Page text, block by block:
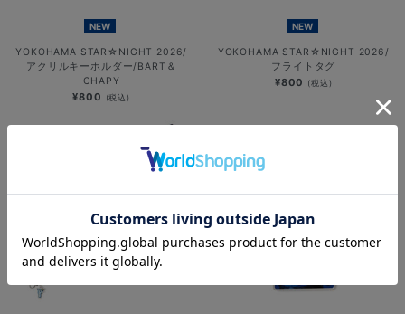
NEW
YOKOHAMA STAR☆NIGHT 2026/
アクリルキーホルダー/BART＆
CHAPY
¥800 (税込)
NEW
YOKOHAMA STAR☆NIGHT 2026/
フライトタグ
¥800 (税込)